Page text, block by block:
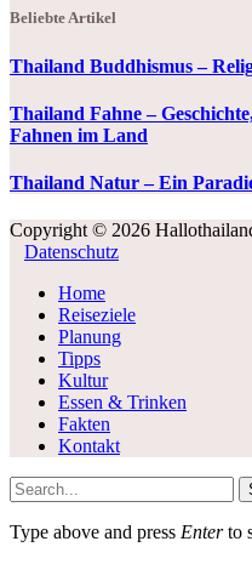
Beliebte Artikel
Thailand Buddhismus –
Thailand Fahne –
Fahnen im Land
Thailand Natur – Ein
Copyright © 2026
Datenschutz
Home
Reiseziele
Planung
Tipps
Kultur
Essen & Trinken
Fakten
Kontakt
Type above and press Enterto